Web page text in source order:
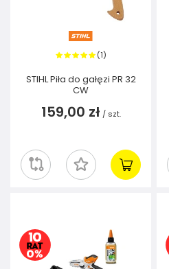
(1)
STIHL Piła do gałęzi PR 32
CW
159,00 zł / szt.